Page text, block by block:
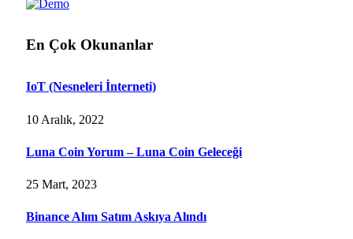
En Çok Okunanlar
IoT (Nesneleri İnterneti)
10 Aralık, 2022
Luna Coin Yorum – Luna Coin Geleceği
25 Mart, 2023
Binance Alım Satım Askıya Alındı